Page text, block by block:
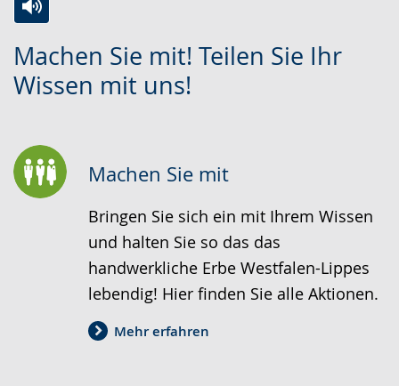
Machen Sie mit! Teilen Sie Ihr
Wissen mit uns!
Leichten
Sprache
Audio-
Unterstützung.
Video
in
wird
angezeigt.
Machen Sie mit
Bringen Sie sich ein mit Ihrem Wissen
und halten Sie so das das
handwerkliche Erbe Westfalen-Lippes
lebendig! Hier finden Sie alle Aktionen.
Mehr erfahren